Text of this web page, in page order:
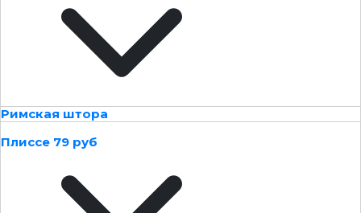
Римская штора
Плиссе 79 руб